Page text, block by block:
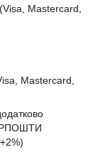
Mastercard,
Mastercard,